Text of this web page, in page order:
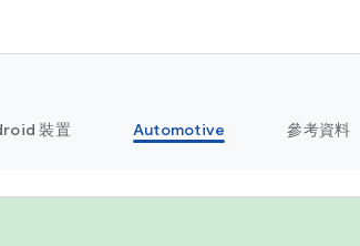
裝置 Automotive 參考資料